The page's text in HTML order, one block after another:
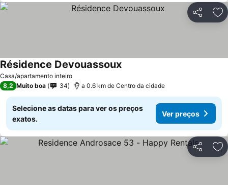
Partilhar
Casa/apartamento inteiro
Résidence Devouassoux
8,2 Muito boa 34 a 0.6 km de Centro da cidade
Selecione as datas para ver os preços
exatos.
Ver preços
Partilhar